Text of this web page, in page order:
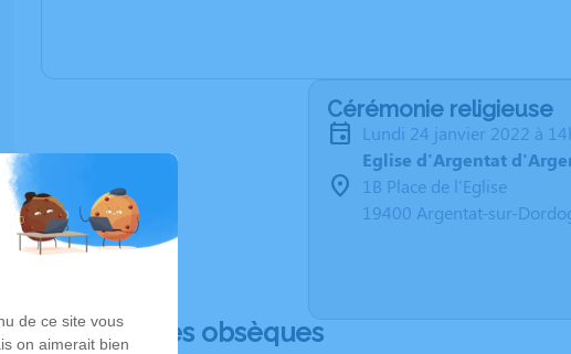
Cérémonie religieuse
lundi 24 janvier 2022 à
Eglise d'Argentat
1B Place de l'Eglise
19400 Argentat-sur-
Déroulé des obsèques